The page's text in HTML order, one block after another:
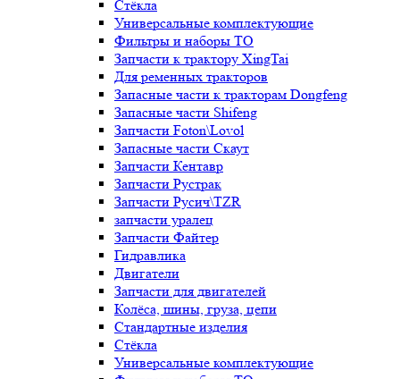
Стёкла
Универсальные комплектующие
Фильтры и наборы ТО
Запчасти к трактору XingTai
Для ременных тракторов
Запасные части к тракторам Dongfeng
Запасные части Shifeng
Запчасти Foton\Lovol
Запасные части Скаут
Запчасти Кентавр
Запчасти Рустрак
Запчасти Русич\TZR
запчасти уралец
Запчасти Файтер
Гидравлика
Двигатели
Запчасти для двигателей
Колёса, шины, груза, цепи
Стандартные изделия
Стёкла
Универсальные комплектующие